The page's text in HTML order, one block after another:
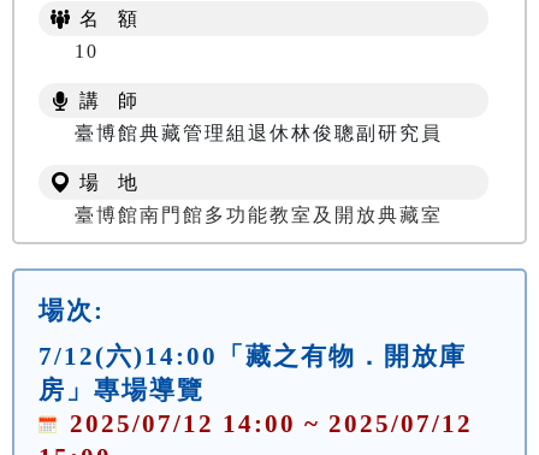
名 額
10
講 師
臺博館典藏管理組退休林俊聰副研究員
場 地
臺博館南門館多功能教室及開放典藏室
場次:
7/12(六)14:00「藏之有物．開放庫
房」專場導覽
2025/07/12 14:00 ~ 2025/07/12